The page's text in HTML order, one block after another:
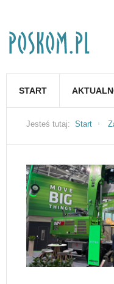
START
Jesteś tutaj: Start